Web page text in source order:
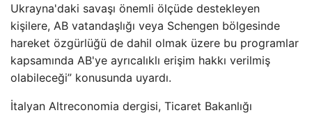
Ukrayna'daki savaşı önemli ölçüde destekleyen
kişilere, AB vatandaşlığı veya Schengen bölgesinde
hareket özgürlüğü de dahil olmak üzere bu programlar
kapsamında AB'ye ayrıcalıklı erişim hakkı verilmiş
olabileceği” konusunda uyardı.
İtalyan Altreconomia dergisi, Ticaret Bakanlığı